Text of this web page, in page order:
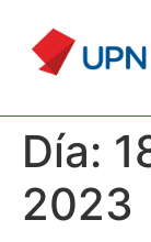
Día:
2023